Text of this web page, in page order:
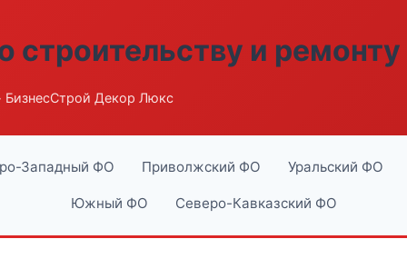
строительству и ремонту
БизнесСтрой Декор Люкс
Западный ФО Приволжский ФО Уральский ФО
Южный ФО Северо-Кавказский ФО